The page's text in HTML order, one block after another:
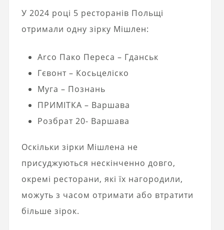
У 2024 році 5 ресторанів Польщі
отримали одну зірку Мішлен:
Arco Пако Переса – Гданськ
Гєвонт – Косьцеліско
Муга – Познань
ПРИМІТКА – Варшава
Розбрат 20- Варшава
Оскільки зірки Мішлена не
присуджуються нескінченно довго,
окремі ресторани, які їх нагородили,
можуть з часом отримати або втратити
більше зірок.